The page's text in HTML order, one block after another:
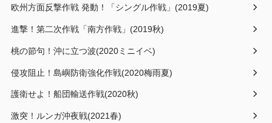
欧州方面反撃作戦 発動！「シングル作戦」(2019夏)
進撃！第二次作戦「南方作戦」(2019秋)
桃の節句！沖に立つ波(2020ミニイベ)
侵攻阻止！島嶼防衛強化作戦(2020梅雨夏)
護衛せよ！船団輸送作戦(2020秋)
激突！ルンガ沖夜戦(2021春)